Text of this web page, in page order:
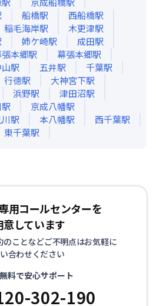
船橋駅 西船橋駅
稲毛海岸駅 木更津駅
姉ケ崎駅 成田駅
本郷駅 幕張本郷駅
駅 五井駅 千葉駅
行徳駅 大神宮下駅
浜野駅 津田沼駅
駅 京成八幡駅
駅 本八幡駅 西千葉駅
東千葉駅
用コールセンターを
意しています
のことなどご不明点はお気軽に
合わせください
料で安心サポート
302-190